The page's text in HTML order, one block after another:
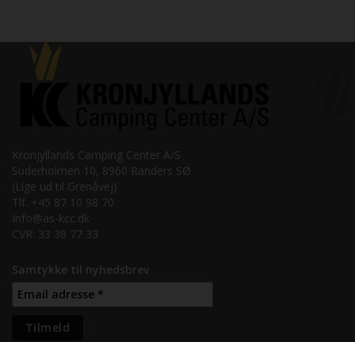
Kronjyllands Camping Center A/S
Suderholmen 10, 8960 Randers SØ
(Lige ud til Grenåvej)
Tlf. +45 87 10 98 70
Info@as-kcc.dk
CVR: 33 38 77 33
Samtykke til nyhedsbrev